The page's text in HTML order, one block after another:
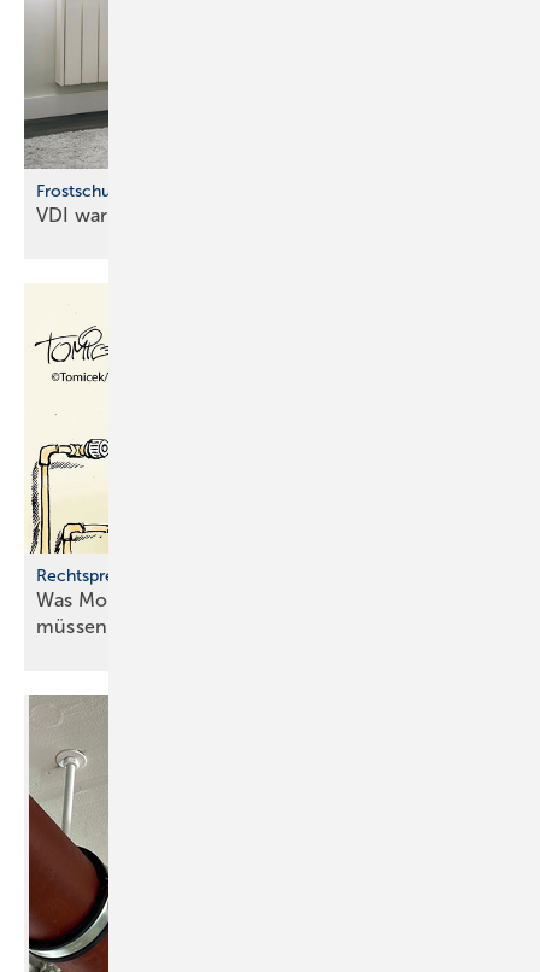
Frostschutz für Wasserleitungen
VDI warnt vor Frostschäden an
Rechtsprechung zur Heiztechnik
Was Monteure zu Heizungsausfällen wissen
müssen